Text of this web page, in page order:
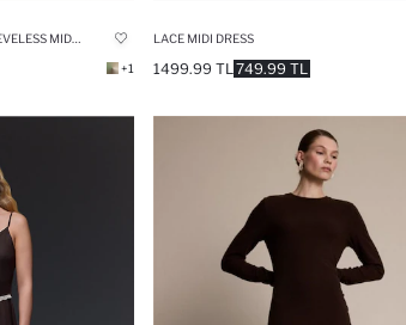
CREW NECK LINEN LOOK SLEEVELESS MIDI DRESS
+1
LACE MIDI DRESS
749.99 TL
1499.99 TL